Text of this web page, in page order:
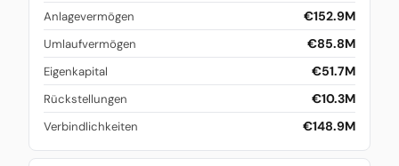
Anlagevermögen €152.9M
Umlaufvermögen €85.8M
Eigenkapital €51.7M
Rückstellungen €10.3M
Verbindlichkeiten €148.9M